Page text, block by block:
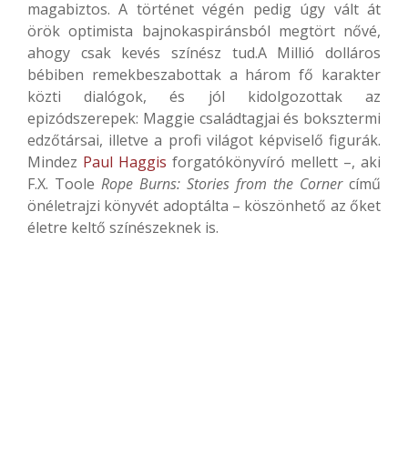
magabiztos. A történet végén pedig úgy vált át
örök optimista bajnokaspiránsból megtört nővé,
ahogy csak kevés színész tud.A Millió dolláros
bébiben remekbeszabottak a három fő karakter
közti dialógok, és jól kidolgozottak az
epizódszerepek: Maggie családtagjai és boksztermi
edzőtársai, illetve a profi világot képviselő figurák.
Mindez Paul Haggis forgatókönyvíró mellett –, aki
F.X. Toole Rope Burns: Stories from the Corner című
önéletrajzi könyvét adoptálta – köszönhető az őket
életre keltő színészeknek is.